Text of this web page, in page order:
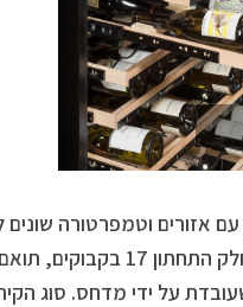
אזורים וטמפרטורה שונים
על ידי מדחס. סוג